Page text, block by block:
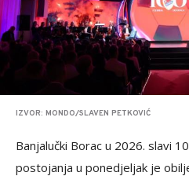
IZVOR: MONDO/SLAVEN PETKOVIĆ
Banjalučki Borac u 2026. slavi
postojanja u ponedjeljak je